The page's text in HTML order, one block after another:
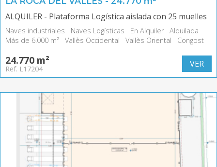
ALQUILER - Plataforma Logística aislada con 25 muelles
Naves industriales Naves Logísticas En Alquiler
Alquilada
Más de 6.000 m²
Vallès Occidental Vallès Oriental Congost
24.770 m²
Ref. L17204 VER